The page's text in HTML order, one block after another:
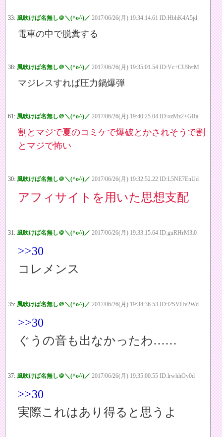
33: 風吹けば名無し＠＼(^o^)／ 2017/06/26(月) 19:34:14.61 ID:HbhK4A5jd
電車の中で脱糞する
38: 風吹けば名無し＠＼(^o^)／ 2017/06/26(月) 19:35:01.54 ID:Vc+CU9vtM
マジレスすれば圧力鍋爆弾
61: 風吹けば名無し＠＼(^o^)／ 2017/06/26(月) 19:40:25.04 ID:ozMz2+GRa
割とマジで夏のコミケで爆破とかされそうで割
とマジで怖い
30: 風吹けば名無し＠＼(^o^)／ 2017/06/26(月) 19:32:52.22 ID:L5NE7EnUd
アフィサイトを用いた思想支配
31: 風吹けば名無し＠＼(^o^)／ 2017/06/26(月) 19:33:15.64 ID:guRHrM3i0
>>30
コレメンス
35: 風吹けば名無し＠＼(^o^)／ 2017/06/26(月) 19:34:36.53 ID:i2SVHv2Wd
>>30
ぐうの音も出なかったわ……
37: 風吹けば名無し＠＼(^o^)／ 2017/06/26(月) 19:35:00.55 ID:lrwhhOy0d
>>30
実際これはあり得ると思うよ